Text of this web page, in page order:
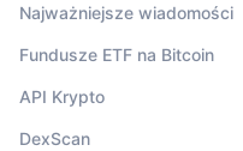
Najważniejsze wiadomości
Fundusze ETF na Bitcoin
API Krypto
DexScan